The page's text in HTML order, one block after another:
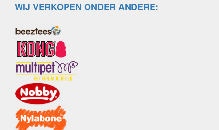
WIJ VERKOPEN ONDER ANDERE: